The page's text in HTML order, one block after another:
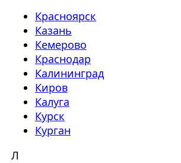
Красноярск
Казань
Кемерово
Краснодар
Калининград
Киров
Калуга
Курск
Курган
Л